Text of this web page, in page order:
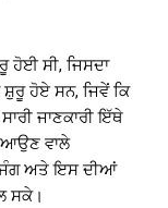
ਹੋਈ ਸੀ, ਜਿਸਦਾ
ਹੋਏ ਸਨ, ਜਿਵੇਂ ਕਿ
ਜਾਣਕਾਰੀ ਇੱਥੇ
ਆਉਣ ਵਾਲੇ
ਜੰਗ ਅਤੇ ਇਸ ਦੀਆਂ
ਸਕੇ।